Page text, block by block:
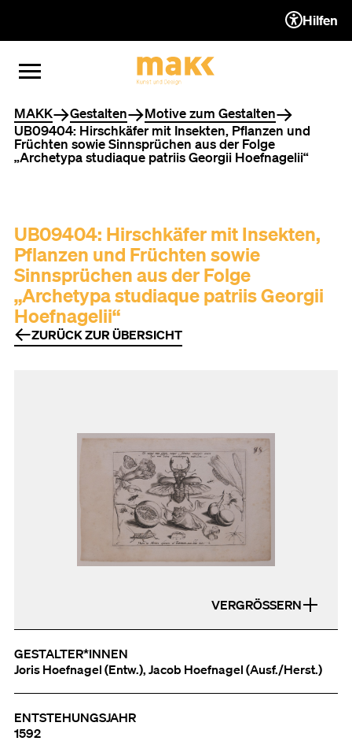
ZUM INHALT (ACCESSKEY 1)
ZUR NAVIGATION
ZUM FOOTER (ACCESSKEY 3)
MENÜ ÖFFNEN
MENÜ SCHLIESSEN
Hilfen
Sie befinden sich hier
MAKK Gestalten
Motive zum Gestalten
UB09404: Hirschkäfer mit Insekten, Pflanzen und
Früchten sowie Sinnsprüchen aus der Folge
„Archetypa studiaque patriis Georgii Hoefnagelii“
UB09404: Hirschkäfer mit Insekten,
Pflanzen und Früchten sowie
Sinnsprüchen aus der Folge
„Archetypa studiaque patriis Georgii
Hoefnagelii“
ZURÜCK ZUR ÜBERSICHT
VERGRÖSSERN
GESTALTER*INNEN
Joris Hoefnagel (Entw.), Jacob Hoefnagel (Ausf./Herst.)
ENTSTEHUNGSJAHR
1592